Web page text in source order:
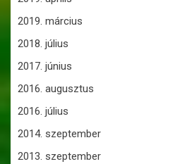
2019. március
2018. július
2017. június
2016. augusztus
2016. július
2014. szeptember
2013. szeptember